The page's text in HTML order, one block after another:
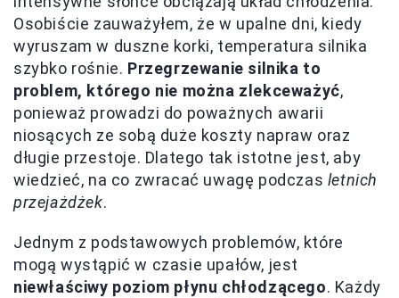
Osobiście zauważyłem, że w upalne dni, kiedy
wyruszam w duszne korki, temperatura silnika
szybko rośnie. Przegrzewanie silnika to
problem, którego nie można zlekceważyć,
ponieważ prowadzi do poważnych awarii
niosących ze sobą duże koszty napraw oraz
długie przestoje. Dlatego tak istotne jest, aby
wiedzieć, na co zwracać uwagę podczas letnich
przejażdżek.
Jednym z podstawowych problemów, które
mogą wystąpić w czasie upałów, jest
niewłaściwy poziom płynu chłodzącego. Każdy